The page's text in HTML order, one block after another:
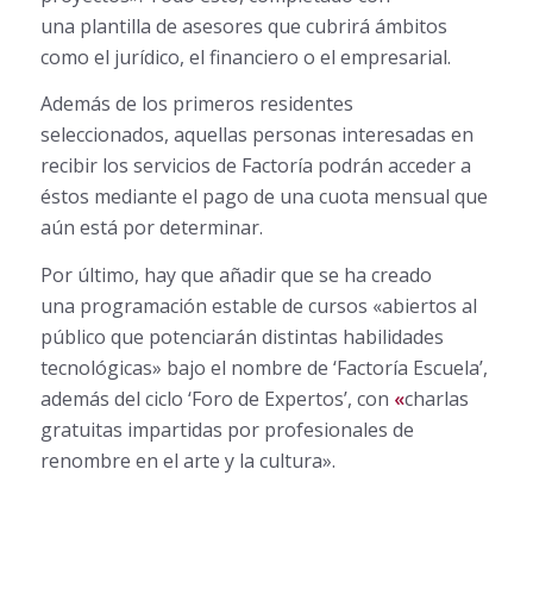
una plantilla de asesores que cubrirá ámbitos
como el jurídico, el financiero o el empresarial.
Además de los primeros residentes
seleccionados, aquellas personas interesadas en
recibir los servicios de Factoría podrán acceder a
éstos mediante el pago de una cuota mensual que
aún está por determinar.
Por último, hay que añadir que se ha creado
una programación estable de cursos «abiertos al
público que potenciarán distintas habilidades
tecnológicas» bajo el nombre de ‘Factoría Escuela’,
además del ciclo ‘Foro de Expertos’, con «charlas
gratuitas impartidas por profesionales de
renombre en el arte y la cultura».